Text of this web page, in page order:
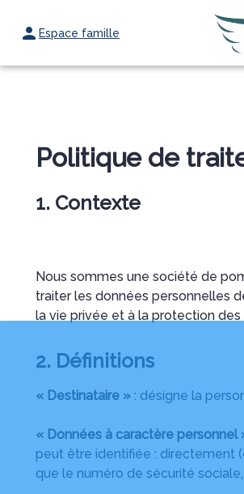
Espace famille
ORGANISER DES OBSÈQUES
PRÉVOIR
Politique de
1. Contexte
Nous sommes une société de
traiter les données personnelles
la vie privée et à la protection
2. Définitions
« Destinataire » : désigne la
« Données à caractère personnel
peut être identifiée : directement
que le numéro de sécurité